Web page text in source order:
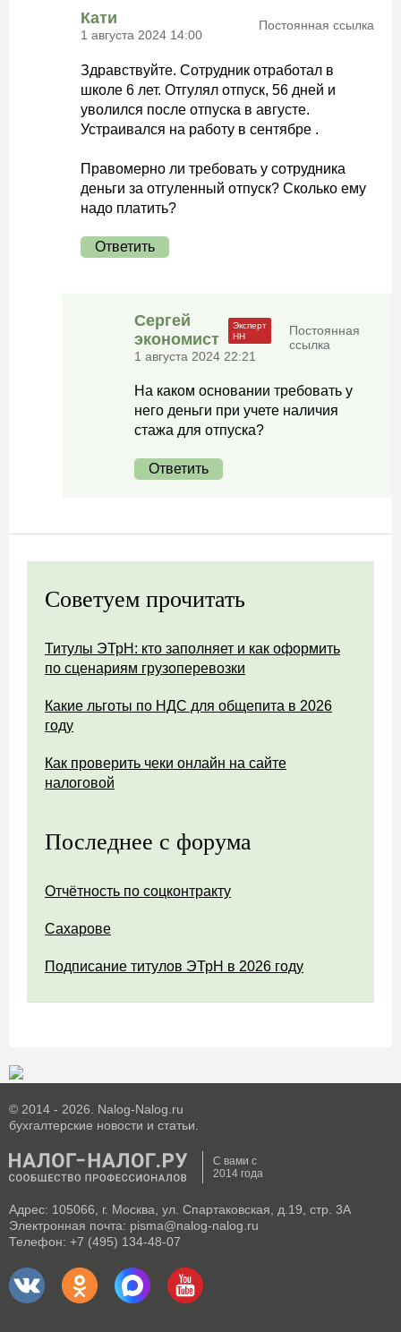
Кати
1 августа 2024 14:00
Постоянная ссылка
Здравствуйте. Сотрудник отработал в
школе 6 лет. Отгулял отпуск, 56 дней и
уволился после отпуска в августе.
Устраивался на работу в сентябре .
Правомерно ли требовать у сотрудника
деньги за отгуленный отпуск? Сколько ему
надо платить?
Ответить
Сергей
экономист
1 августа 2024 22:21
Постоянная
ссылка
На каком основании требовать у
него деньги при учете наличия
стажа для отпуска?
Ответить
Советуем прочитать
Титулы ЭТрН: кто заполняет и как оформить
по сценариям грузоперевозки
Какие льготы по НДС для общепита в 2026
году
Как проверить чеки онлайн на сайте
налоговой
Последнее с форума
Отчётность по соцконтракту
Сахарове
Подписание титулов ЭТрН в 2026 году
© 2014 - 2026. Nalog-Nalog.ru
бухгалтерские новости и статьи.
С вами с
2014 года
Адрес: 105066, г. Москва, ул. Спартаковская, д.19, стр. 3А
Электронная почта: pisma@nalog-nalog.ru
Телефон: +7 (495) 134-48-07